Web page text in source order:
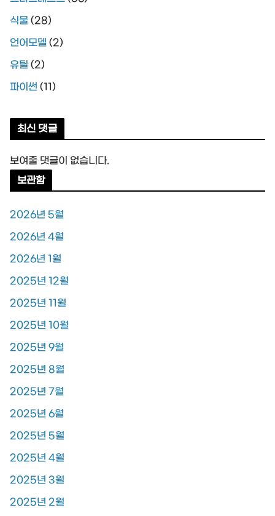
식물 (28)
언어모델 (2)
유틸 (2)
파이썬 (11)
최신 댓글
보여줄 댓글이 없습니다.
보관함
2026년 5월
2026년 4월
2026년 1월
2025년 12월
2025년 11월
2025년 10월
2025년 9월
2025년 8월
2025년 7월
2025년 6월
2025년 5월
2025년 4월
2025년 3월
2025년 2월